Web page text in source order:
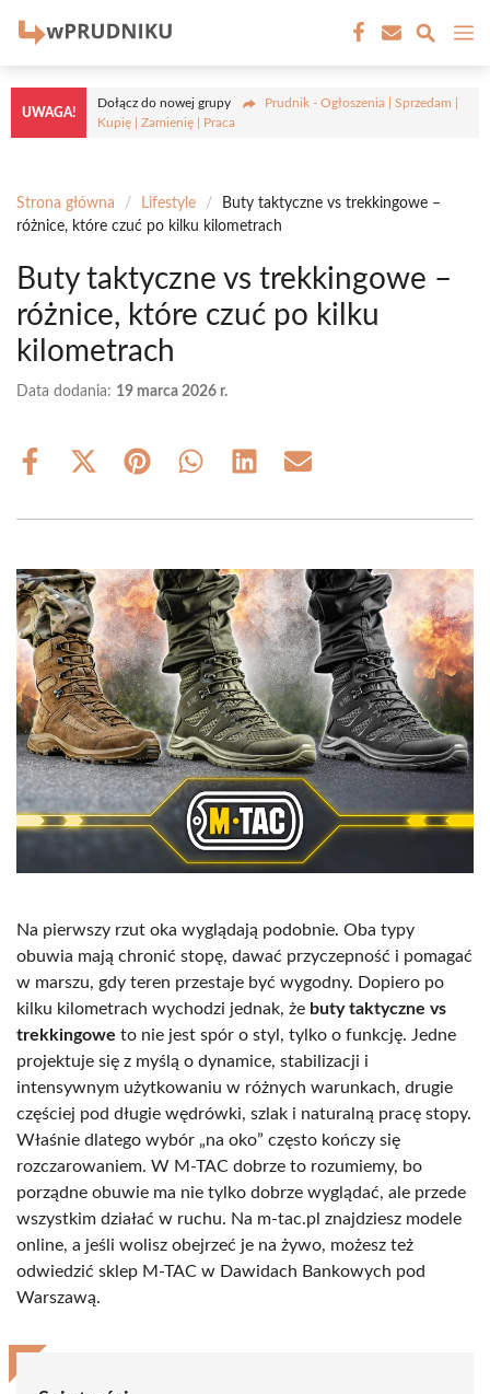
treści
UWAGA!
Dołącz do nowej grupy
Prudnik - Ogłoszenia | Sprzedam |
Kupię | Zamienię | Praca
Strona główna / Lifestyle /
Buty taktyczne vs trekkingowe –
różnice, które czuć po kilku kilometrach
Buty taktyczne vs trekkingowe –
różnice, które czuć po kilku
kilometrach
Data dodania: 19 marca 2026 r.
Share
Share
(Twitter)
Share Share Share Share
Na pierwszy rzut oka wyglądają podobnie. Oba typy
obuwia mają chronić stopę, dawać przyczepność i pomagać
w marszu, gdy teren przestaje być wygodny. Dopiero po
kilku kilometrach wychodzi jednak, że buty taktyczne vs
trekkingowe to nie jest spór o styl, tylko o funkcję. Jedne
projektuje się z myślą o dynamice, stabilizacji i
intensywnym użytkowaniu w różnych warunkach, drugie
częściej pod długie wędrówki, szlak i naturalną pracę stopy.
Właśnie dlatego wybór „na oko” często kończy się
rozczarowaniem. W M-TAC dobrze to rozumiemy, bo
porządne obuwie ma nie tylko dobrze wyglądać, ale przede
wszystkim działać w ruchu. Na m-tac.pl znajdziesz modele
online, a jeśli wolisz obejrzeć je na żywo, możesz też
odwiedzić sklep M-TAC w Dawidach Bankowych pod
Warszawą.